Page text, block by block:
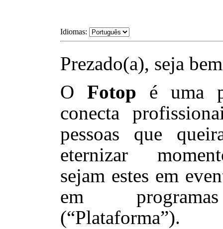
Idiomas:
Prezado(a), seja
O
Fotop é uma
conecta
pessoas que
eternizar
sejam estes em
em
(“Plataforma”).